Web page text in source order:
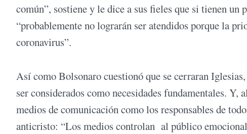
común”, sostiene y le dice a sus fieles que si tienen un
“probablemente no lograrán ser atendidos porque la
coronavirus”.
Así como Bolsonaro cuestionó que se cerraran
ser considerados como necesidades fundamentales.
medios de comunicación como los responsables de
anticristo: “Los medios controlan al público